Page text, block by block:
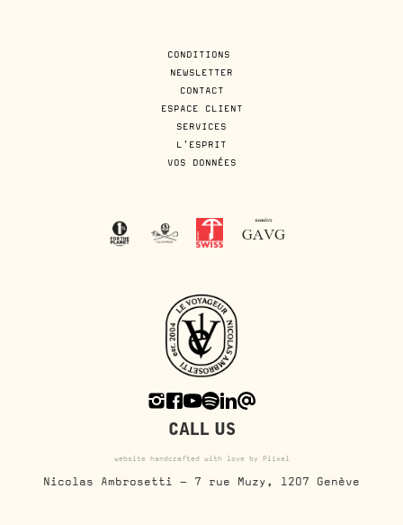
CONDITIONS
NEWSLETTER
CONTACT
ESPACE CLIENT
SERVICES
L'ESPRIT
VOS DONNÉES
CALL US
website handcrafted with love by Piixel
Nicolas Ambrosetti - 7 rue Muzy, 1207 Genève